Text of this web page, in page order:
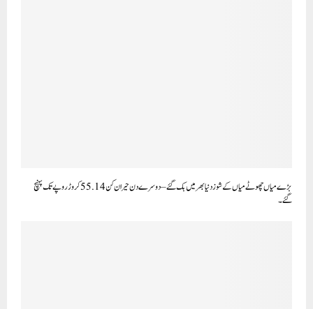
بڑے میاں چھوٹے میاں کے شوز دنیا بھر میں بک گئے – دوسرے دن حیران کن 55.14 کروڑ روپے تک پہنچ
گئے۔